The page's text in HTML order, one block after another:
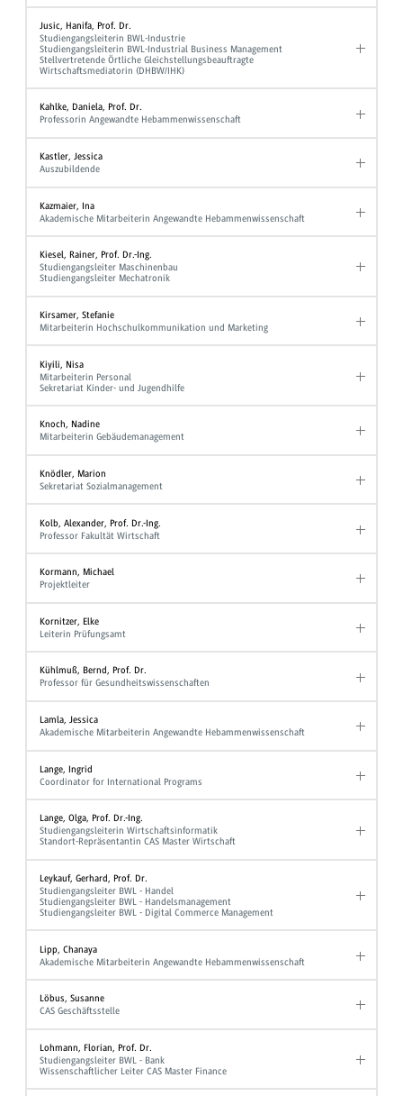
Jusic, Hanifa, Prof. Dr.
Studiengangsleiterin BWL-Industrie
Studiengangsleiterin BWL-Industrial Business Management
Stellvertretende Örtliche Gleichstellungsbeauftragte
Wirtschaftsmediatorin (DHBW/IHK)
Kahlke, Daniela, Prof. Dr.
Professorin Angewandte Hebammenwissenschaft
Kastler, Jessica
Auszubildende
Kazmaier, Ina
Akademische Mitarbeiterin Angewandte Hebammenwissenschaft
Kiesel, Rainer, Prof. Dr.-Ing.
Studiengangsleiter Maschinenbau
Studiengangsleiter Mechatronik
Kirsamer, Stefanie
Mitarbeiterin Hochschulkommunikation und Marketing
Kiyili, Nisa
Mitarbeiterin Personal
Sekretariat Kinder- und Jugendhilfe
Knoch, Nadine
Mitarbeiterin Gebäudemanagement
Knödler, Marion
Sekretariat Sozialmanagement
Kolb, Alexander, Prof. Dr.-Ing.
Professor Fakultät Wirtschaft
Kormann, Michael
Projektleiter
Kornitzer, Elke
Leiterin Prüfungsamt
Kühlmuß, Bernd, Prof. Dr.
Professor für Gesundheitswissenschaften
Lamla, Jessica
Akademische Mitarbeiterin Angewandte Hebammenwissenschaft
Lange, Ingrid
Coordinator for International Programs
Lange, Olga, Prof. Dr.-Ing.
Studiengangsleiterin Wirtschaftsinformatik
Standort-Repräsentantin CAS Master Wirtschaft
Leykauf, Gerhard, Prof. Dr.
Studiengangsleiter BWL - Handel
Studiengangsleiter BWL - Handelsmanagement
Studiengangsleiter BWL - Digital Commerce Management
Lipp, Chanaya
Akademische Mitarbeiterin Angewandte Hebammenwissenschaft
Löbus, Susanne
CAS Geschäftsstelle
Lohmann, Florian, Prof. Dr.
Studiengangsleiter BWL - Bank
Wissenschaftlicher Leiter CAS Master Finance